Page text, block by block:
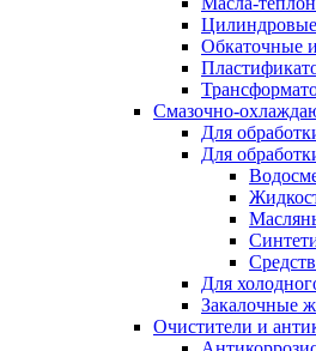
Обкаточные
Смазочно-
Для
Для
Для
Закалочные
Очистители и